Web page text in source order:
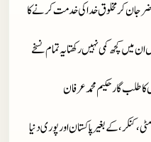
جان کر مخلوق خدا کی خدمت کرنے کا
میں کچھ کمی نہیں رکھتا یہ تمام نسخے
گار حکیم محمد عرفان
کنکر، کے بغیر پاکستان اور پوری دنیا